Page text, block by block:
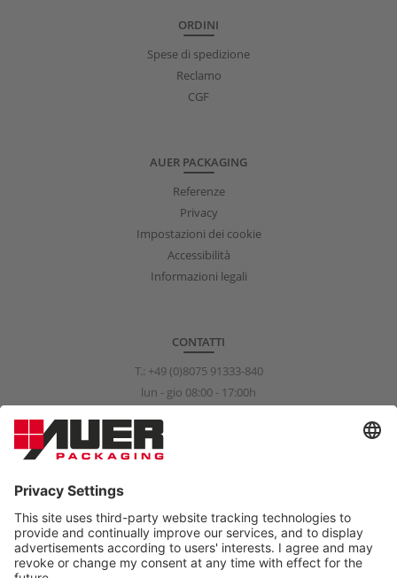
ORDINI
Spese di spedizione
Reclamo
CGF
AUER PACKAGING
Referenze
Privacy
Impostazioni dei cookie
Accessibilità
Informazioni legali
CONTATTI
T.: +49 (0)8075 91333-840
lun - gio 08:00 - 17:00h
info@auer-packaging.com